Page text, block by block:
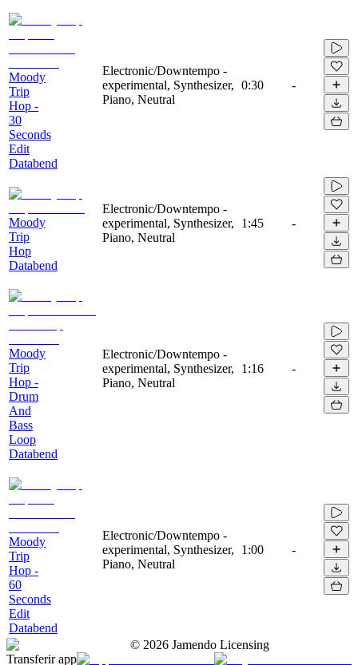
Moody
Trip
Hop -
30
Seconds
Edit
Databend
Electronic/Downtempo -
experimental, Synthesizer,
Piano, Neutral
0:30 -
Moody
Trip
Hop
Databend
Electronic/Downtempo -
experimental, Synthesizer,
Piano, Neutral
1:45 -
Moody
Trip
Hop -
Drum
And
Bass
Loop
Databend
Electronic/Downtempo -
experimental, Synthesizer,
Piano, Neutral
1:16 -
Moody
Trip
Hop -
60
Seconds
Edit
Databend
Electronic/Downtempo -
experimental, Synthesizer,
Piano, Neutral
1:00 -
© 2026 Jamendo Licensing
Transferir app